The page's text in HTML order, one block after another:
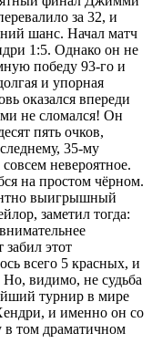
за 32, и
шанс. Начал матч
1:5. Однако он не
победу 93-го и
и упорная
оказался впереди
не сломался! Он
пять очков,
35-му
невероятное.
на простом чёрном.
выигрышный
заметил тогда:
этот
всего 5 красных, и
видимо, не судьба
турнир в мире
и именно он со
в том драматичном